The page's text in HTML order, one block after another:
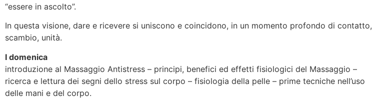
“essere in ascolto”.
In questa visione, dare e ricevere si uniscono e coincidono, in un momento profondo di contatto,
scambio, unità.
I domenica
introduzione al Massaggio Antistress – principi, benefici ed effetti fisiologici del Massaggio –
ricerca e lettura dei segni dello stress sul corpo – fisiologia della pelle – prime tecniche nell’uso
delle mani e del corpo.